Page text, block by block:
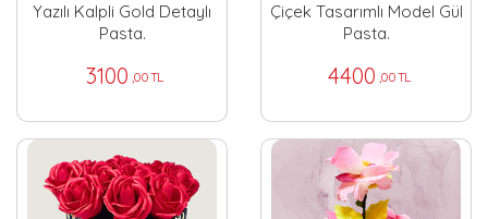
Yazılı Kalpli Gold Detaylı
Pasta.
3100 ,00 TL
Çiçek Tasarımlı Model Gül
Pasta.
4400 ,00 TL